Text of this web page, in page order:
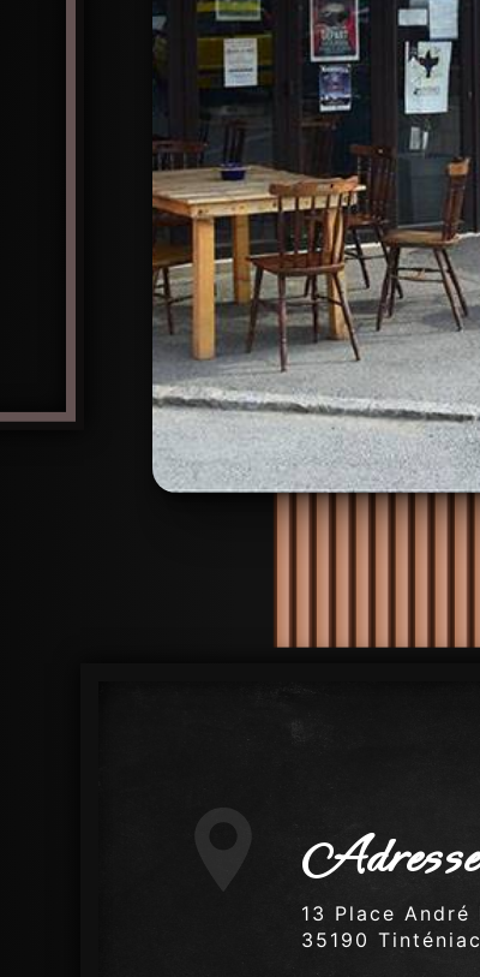
Adresse
13 Place André Ferré,
35190 Tinténiac